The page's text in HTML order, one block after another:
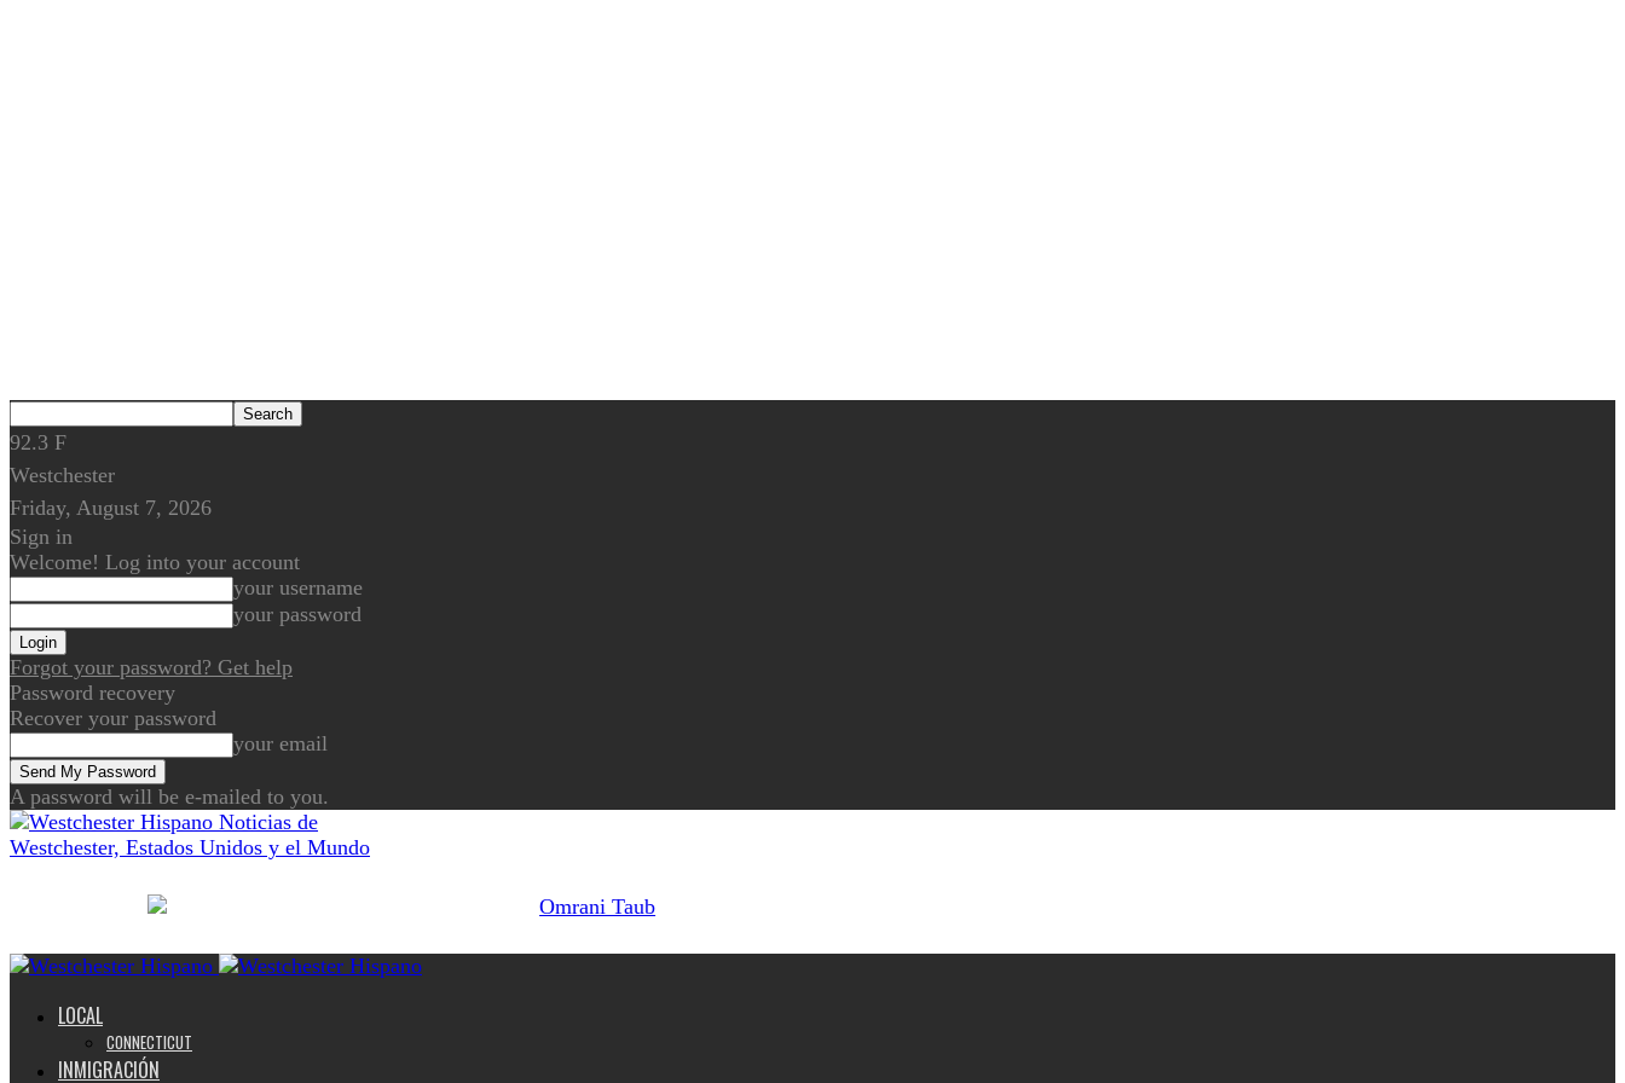
92.3 F
Westchester
Friday, August 7, 2026
Sign in
Welcome! Log into your account
your username
your password
Forgot your password? Get help
Password recovery
Recover your password
your email
A password will be e-mailed to you.
Noticias de
Westchester, Estados Unidos y el Mundo
LOCAL
CONNECTICUT
INMIGRACIÓN